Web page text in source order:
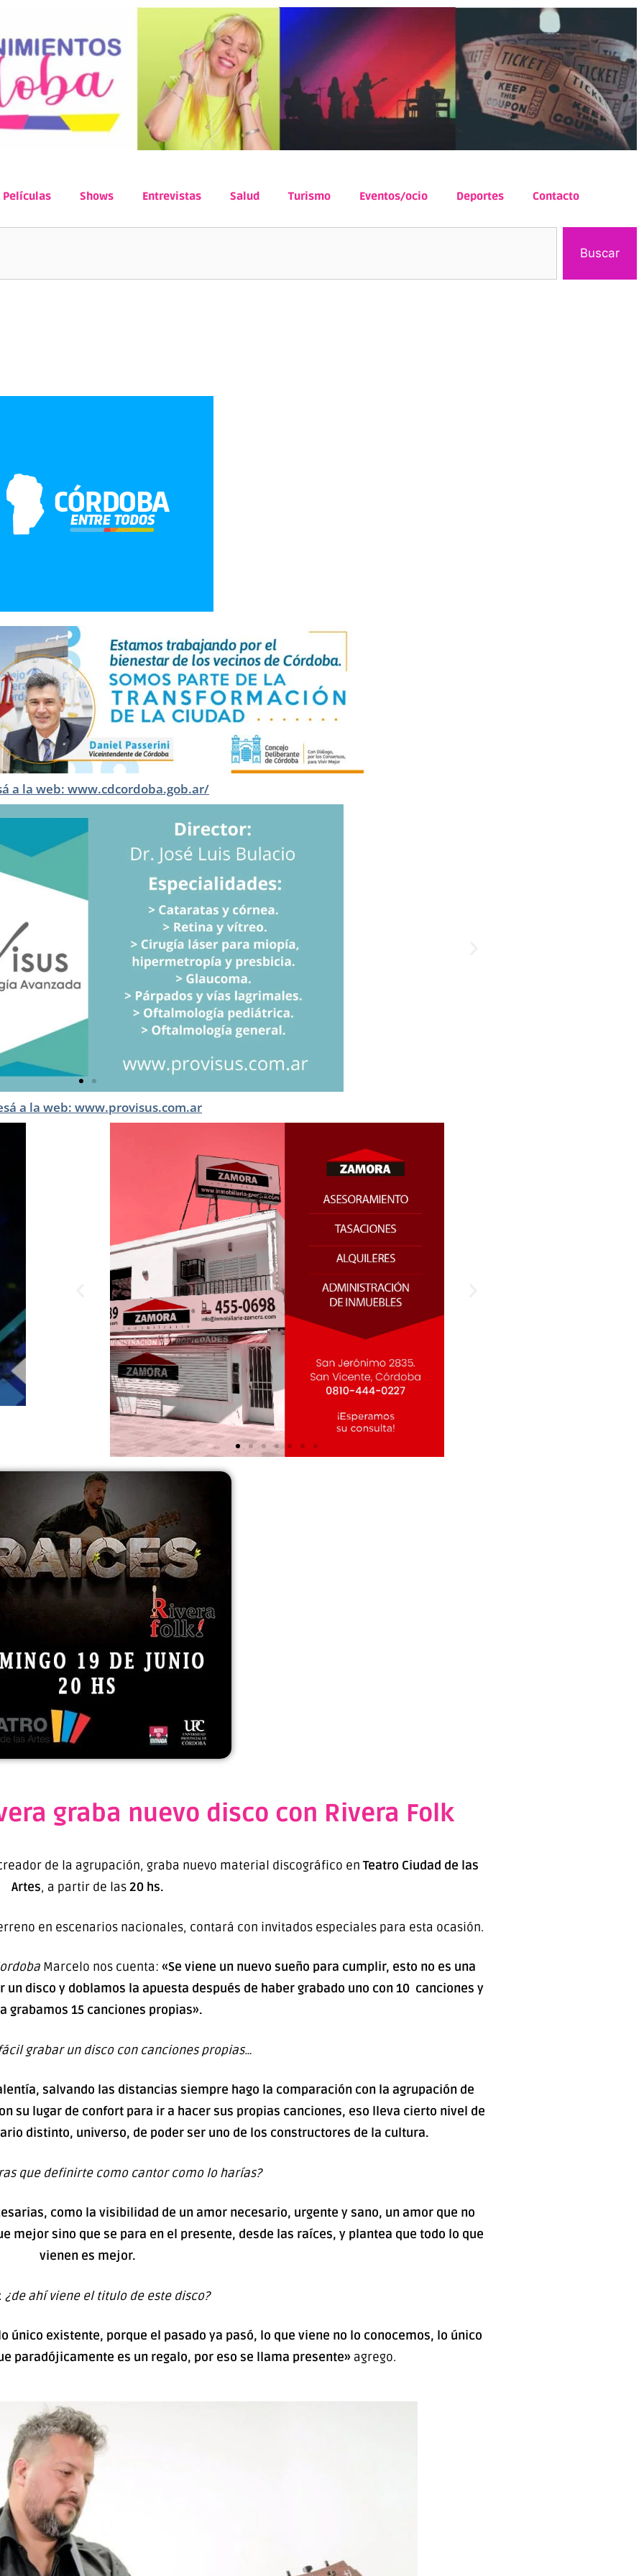
Películas Shows Entrevistas Salud Turismo Eventos/ocio Deportes Contacto
Buscar
a la web: www.cdcordoba.gob.ar/
a la web: www.provisus.com.ar
graba nuevo disco con Rivera Folk
de la agrupación, graba nuevo material discográfico enTeatro Ciudad de las
Artes, a partir de las20 hs.
en escenarios nacionales, contará con invitados especiales para esta ocasión.
Marcelo nos cuenta: «Se viene un nuevo sueño para cumplir, esto no es una
disco y doblamos la apuesta después de haber grabado uno con 10 canciones y
grabamos 15 canciones propias».
grabar un disco con canciones propias…
salvando las distancias siempre hago la comparación con la agrupación de
su lugar de confort para ir a hacer sus propias canciones, eso lleva cierto nivel de
distinto, universo, de poder ser uno de los constructores de la cultura.
que definirte como cantor como lo harías?
como la visibilidad de un amor necesario, urgente y sano, un amor que no
mejor sino que se para en el presente, desde las raíces, y plantea que todo lo que
vienen es mejor.
¿de ahí viene el titulo de este disco?
único existente, porque el pasado ya pasó, lo que viene no lo conocemos, lo único
paradójicamente es un regalo, por eso se llama presente» agrego.